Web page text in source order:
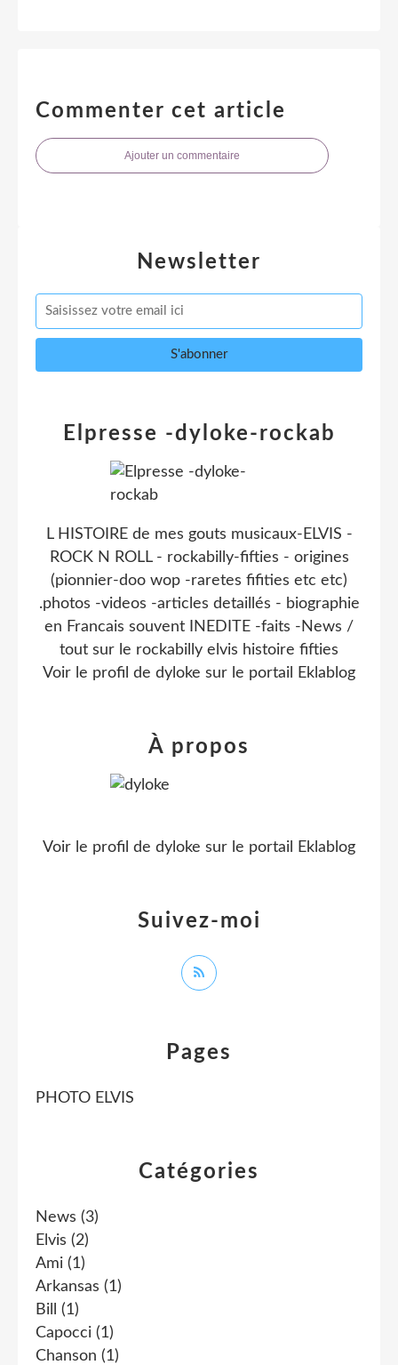
Commenter cet article
Ajouter un commentaire
Newsletter
Catégories
News (3)
Elvis (2)
Ami (1)
Arkansas (1)
Bill
(1)
Capocci (1)
Chanson (1)
Pages
PHOTO ELVIS
Elpresse -dyloke-rockab
L HISTOIRE de mes gouts musicaux-ELVIS -
ROCK N ROLL - rockabilly-fifties - origines
(pionnier-doo wop -raretes fifities etc etc)
.photos -videos -articles detaillés - biographie
en Francais souvent INEDITE -faits -News /
tout sur le rockabilly elvis histoire fifties
Voir le profil de dyloke sur le portail Eklablog
Suivez-moi
À propos
Voir le profil de dyloke sur le portail Eklablog